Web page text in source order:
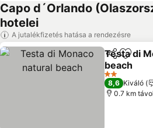
Capo d´Orlando
hotelei
A jutalékfizetés hatása a rendezésre
Megosztás
Testa di
beach
2 Kategória
8,6 Kiváló
0.7 km